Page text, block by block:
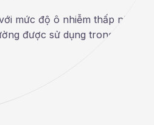
mức độ ô nhiễm thấp như vi
được sử dụng trong sản xuất,